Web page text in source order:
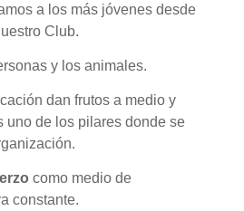
a los más jóvenes desde
Club.
y los animales.
dan frutos a medio y
uno de los pilares donde se
como medio de
constante.